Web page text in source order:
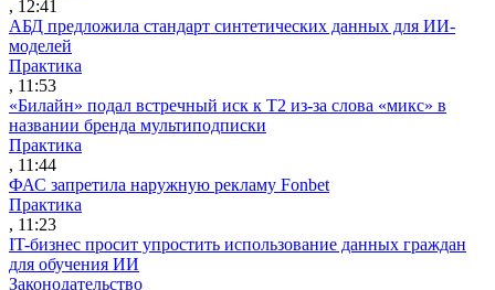
, 12:41
АБД предложила стандарт синтетических данных для ИИ-
моделей
Практика
, 11:53
«Билайн» подал встречный иск к Т2 из-за слова «микс» в
названии бренда мультиподписки
Практика
, 11:44
ФАС запретила наружную рекламу Fonbet
Практика
, 11:23
IT-бизнес просит упростить использование данных граждан
для обучения ИИ
Законодательство